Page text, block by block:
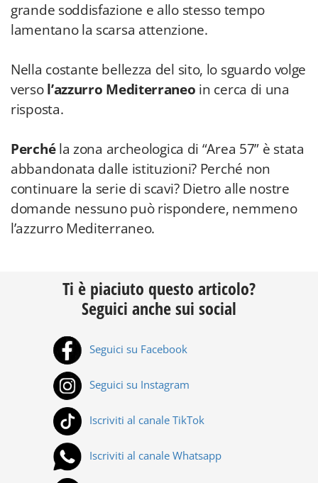
grande soddisfazione e allo stesso tempo
lamentano la scarsa attenzione.
Nella costante bellezza del sito, lo sguardo volge
versol’azzurro Mediterraneo in cerca di una
risposta.
Perchéla zona archeologica di “Area 57” è stata
abbandonata dalle istituzioni? Perché non
continuare la serie di scavi? Dietro alle nostre
domande nessuno può rispondere, nemmeno
l’azzurro Mediterraneo.
Ti è piaciuto questo articolo?
Seguici anche sui social
Seguici su Facebook
Seguici su Instagram
Iscriviti al canale TikTok
Iscriviti al canale Whatsapp